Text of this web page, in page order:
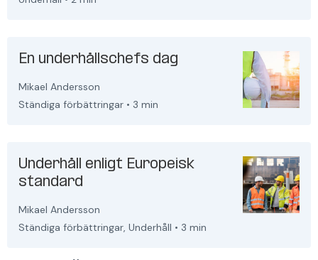
En underhållschefs dag
Mikael Andersson
Ständiga förbättringar • 3 min
Underhåll enligt Europeisk
standard
Mikael Andersson
Ständiga förbättringar, Underhåll • 3 min